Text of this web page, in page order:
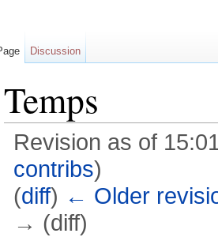
Temps
Revision as of
contribs)
(diff) ← Older
→ (diff)
Discussion